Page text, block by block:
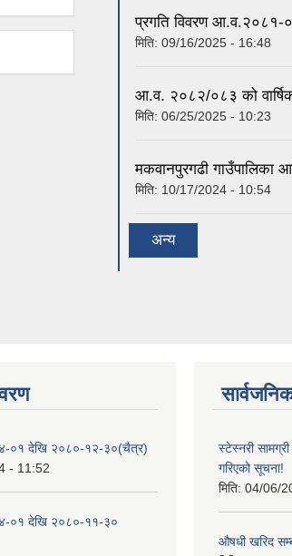
प्रगति विवरण आ.व.२०८१-
मिति: 09/16/2025 - 16:48
आ.व. २०८२/०८३ को
मिति: 06/25/2025 - 10:23
मकवानपुरगढी गाउँपालिका
मिति: 10/17/2024 - 10:54
अन्य
०१ देखि २०८०-१२-३०(चैत्र)
- 11:52
०१ देखि २०८०-११-३०
स्टेस्नरी
गरिएको सूचना!
मिति: 04/06/
औषधी खरिद